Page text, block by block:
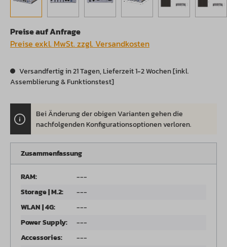
Preise auf Anfrage
Preise exkl. MwSt. zzgl. Versandkosten
Versandfertig in 21 Tagen, Lieferzeit 1-2 Wochen [inkl.
Assemblierung & Funktionstest]
Bei Änderung der obigen Varianten gehen die
nachfolgenden Konfigurationsoptionen verloren.
Zusammenfassung
RAM:
---
Storage | M.2:
---
WLAN | 4G:
---
Power Supply:
---
Accessories:
---